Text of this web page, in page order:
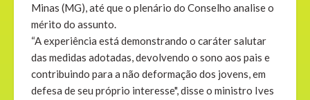
Minas (MG), até que o plenário do Conselho analise o
mérito do assunto.
“A experiência está demonstrando o caráter salutar
das medidas adotadas, devolvendo o sono aos pais e
contribuindo para a não deformação dos jovens, em
defesa de seu próprio interesse", disse o ministro Ives